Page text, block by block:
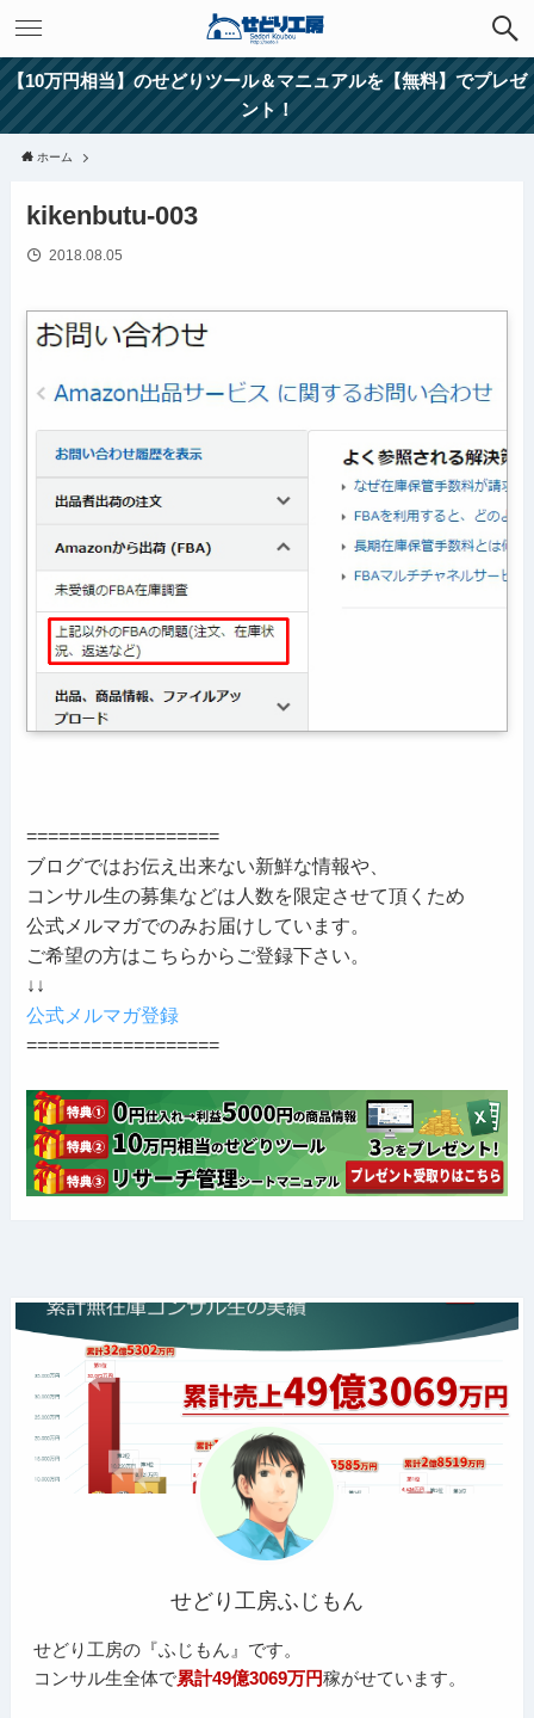
【10万円相当】のせどりツール＆マニュアルを【無料】でプレゼ
ント！
ホーム
kikenbutu-003
2018.08.05
==================
ブログではお伝え出来ない新鮮な情報や、
コンサル生の募集などは人数を限定させて頂くため
公式メルマガでのみお届けしています。
ご希望の方はこちらからご登録下さい。
↓↓
公式メルマガ登録
==================
せどり工房ふじもん
せどり工房の『ふじもん』です。
コンサル生全体で累計49億3069万円稼がせています。